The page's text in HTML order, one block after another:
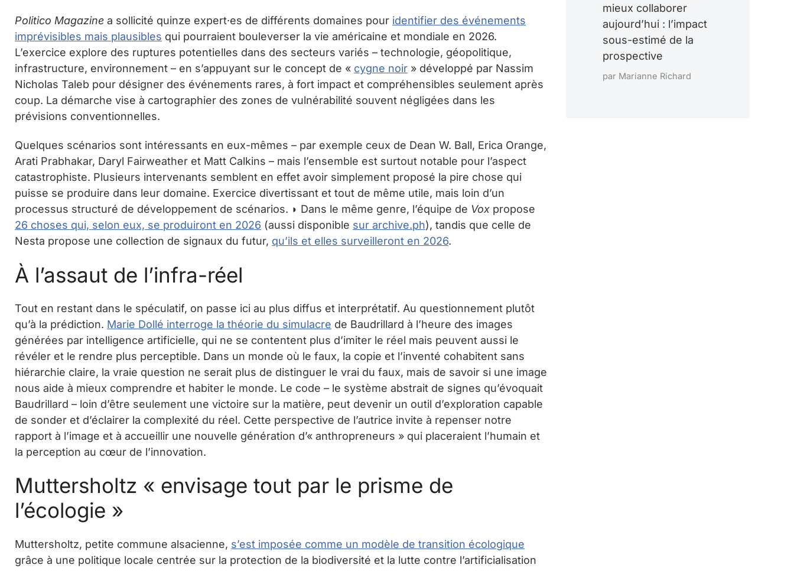
Politico Magazine a sollicité quinze expert·es de différents domaines pour identifier des événements
imprévisibles mais plausibles qui pourraient bouleverser la vie américaine et mondiale en 2026.
L’exercice explore des ruptures potentielles dans des secteurs variés – technologie, géopolitique,
infrastructure, environnement – en s’appuyant sur le concept de « cygne noir » développé par Nassim
Nicholas Taleb pour désigner des événements rares, à fort impact et compréhensibles seulement après
coup. La démarche vise à cartographier des zones de vulnérabilité souvent négligées dans les
prévisions conventionnelles.
Quelques scénarios sont intéressants en eux-mêmes – par exemple ceux de Dean W. Ball, Erica Orange,
Arati Prabhakar, Daryl Fairweather et Matt Calkins – mais l’ensemble est surtout notable pour l’aspect
catastrophiste. Plusieurs intervenants semblent en effet avoir simplement proposé la pire chose qui
puisse se produire dans leur domaine. Exercice divertissant et tout de même utile, mais loin d’un
processus structuré de développement de scénarios. ◗ Dans le même genre, l’équipe de Vox propose
26 choses qui, selon eux, se produiront en 2026 (aussi disponible sur archive.ph), tandis que celle de
Nesta propose une collection de signaux du futur, qu’ils et elles surveilleront en 2026.
À l’assaut de l’infra-réel
Tout en restant dans le spéculatif, on passe ici au plus diffus et interprétatif. Au questionnement plutôt
qu’à la prédiction. Marie Dollé interroge la théorie du simulacre de Baudrillard à l’heure des images
générées par intelligence artificielle, qui ne se contentent plus d’imiter le réel mais peuvent aussi le
révéler et le rendre plus perceptible. Dans un monde où le faux, la copie et l’inventé cohabitent sans
hiérarchie claire, la vraie question ne serait plus de distinguer le vrai du faux, mais de savoir si une image
nous aide à mieux comprendre et habiter le monde. Le code – le système abstrait de signes qu’évoquait
Baudrillard – loin d’être seulement une victoire sur la matière, peut devenir un outil d’exploration capable
de sonder et d’éclairer la complexité du réel. Cette perspective de l’autrice invite à repenser notre
rapport à l’image et à accueillir une nouvelle génération d’« anthropreneurs » qui placeraient l’humain et
la perception au cœur de l’innovation.
Muttersholtz « envisage tout par le prisme de
l’écologie »
Muttersholtz, petite commune alsacienne, s’est imposée comme un modèle de transition écologique
grâce à une politique locale centrée sur la protection de la biodiversité et la lutte contre l’artificialisation
mieux collaborer
aujourd’hui : l’impact
sous-estimé de la
prospective
par Marianne Richard